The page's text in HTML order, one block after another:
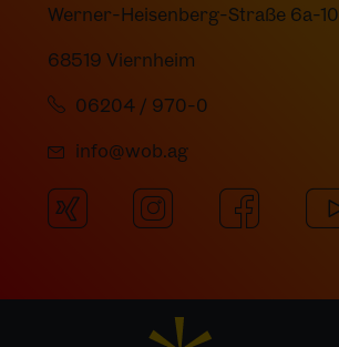
Werner-Heisenberg-Straße 6a-10
68519 Viernheim
06204 / 970-0
info@wob.ag